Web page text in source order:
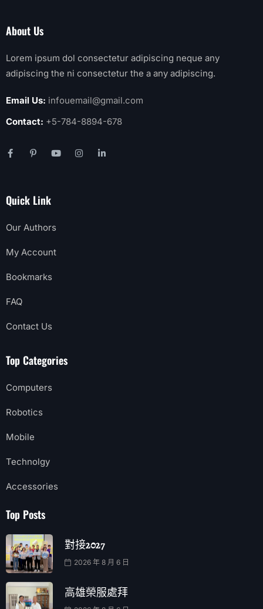
About Us
Lorem ipsum dol consectetur adipiscing neque any
adipiscing the ni consectetur the a any adipiscing.
Email Us: infouemail@gmail.com
Contact: +5-784-8894-678
Quick Link
Our Authors
My Account
Bookmarks
FAQ
Contact Us
Top Categories
Computers
Robotics
Mobile
Technolgy
Accessories
Top Posts
對接2027
2026 年 8 月 6 日
高雄榮服處拜